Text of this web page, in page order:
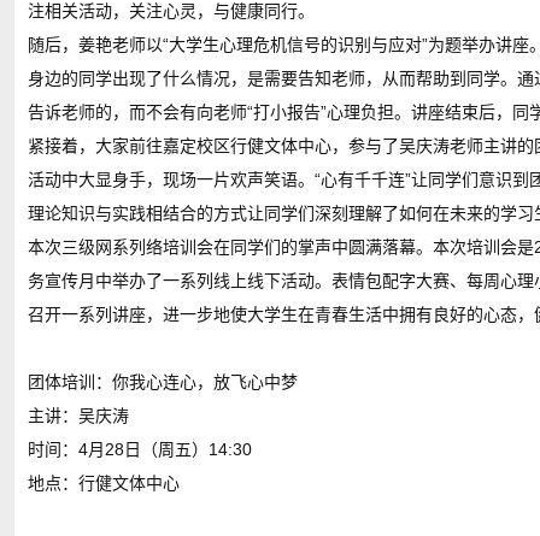
注相关活动，关注心灵，与健康同行。
随后，姜艳老师以“大学生心理危机信号的识别与应对”为题举办讲
身边的同学出现了什么情况，是需要告知老师，从而帮助到同学。
告诉老师的，而不会有向老师“打小报告”心理负担。讲座结束后，同
紧接着，大家前往嘉定校区行健文体中心，参与了吴庆涛老师主讲
活动中大显身手，现场一片欢声笑语。“心有千千连”让同学们意识
理论知识与实践相结合的方式让同学们深刻理解了如何在未来的学
本次三级网系列络培训会在同学们的掌声中圆满落幕。本次培训会
务宣传月中举办了一系列线上线下活动。表情包配字大赛、每周心
召开一系列讲座，进一步地使大学生在青春生活中拥有良好的心态
团体培训：你我心连心，放飞心中梦
主讲：吴庆涛
时间：4月28日（周五）14:30
地点：行健文体中心